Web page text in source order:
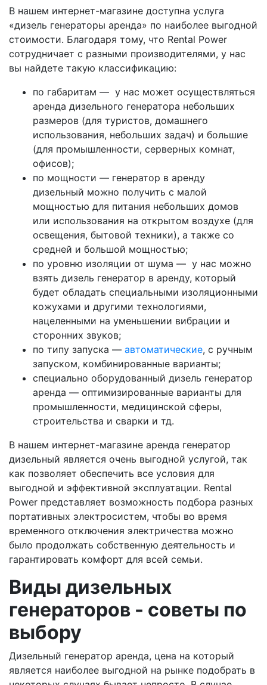
В нашем интернет-магазине доступна услуга
«дизель генераторы аренда» по наиболее выгодной
стоимости. Благодаря тому, что Rental Power
сотрудничает с разными производителями, у нас
вы найдете такую классификацию:
по габаритам — у нас может осуществляться
аренда дизельного генератора небольших
размеров (для туристов, домашнего
использования, небольших задач) и большие
(для промышленности, серверных комнат,
офисов);
по мощности — генератор в аренду
дизельный можно получить с малой
мощностью для питания небольших домов
или использования на открытом воздухе (для
освещения, бытовой техники), а также со
средней и большой мощностью;
по уровню изоляции от шума — у нас можно
взять дизель генератор в аренду, который
будет обладать специальными изоляционными
кожухами и другими технологиями,
нацеленными на уменьшении вибрации и
сторонних звуков;
по типу запуска — автоматические, с ручным
запуском, комбинированные варианты;
специально оборудованный дизель генератор
аренда — оптимизированные варианты для
промышленности, медицинской сферы,
строительства и сварки и тд.
В нашем интернет-магазине аренда генератор
дизельный является очень выгодной услугой, так
как позволяет обеспечить все условия для
выгодной и эффективной эксплуатации. Rental
Power представляет возможность подбора разных
портативных электросистем, чтобы во время
временного отключения электричества можно
было продолжать собственную деятельность и
гарантировать комфорт для всей семьи.
Виды дизельных
генераторов - советы по
выбору
Дизельный генератор аренда, цена на который
является наиболее выгодной на рынке подобрать в